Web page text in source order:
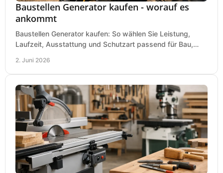
Baustellen Generator kaufen - worauf es
ankommt
Baustellen Generator kaufen: So wählen Sie Leistung,
Laufzeit, Ausstattung und Schutzart passend für Bau,
2. Juni 2026